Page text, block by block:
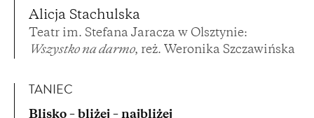
Alicja Stachulska
Teatr im. Stefana Jaracza w Olsztynie:
Wszystko na darmo, reż. Weronika Szczawińska
TANIEC
Blisko – bliżej – najbliżej